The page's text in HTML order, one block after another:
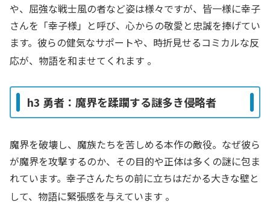
や、屈強な戦士風の者など姿は様々ですが、皆一様に幸子
さんを「幸子様」と呼び、心からの敬愛と忠誠を捧げてい
ます。彼らの健気なサポートや、時折見せるコミカルな反
応が、物語を和ませてくれます 。
h3 勇者：魔界を蹂躙する謎多き侵略者
魔界を破壊し、魔族たちを苦しめる本作の敵役。なぜ彼ら
が魔界を攻撃するのか、その目的や正体は多くの謎に包ま
れています。幸子さんたちの前に立ちはだかる大きな壁と
して、物語に緊張感を与えています 。